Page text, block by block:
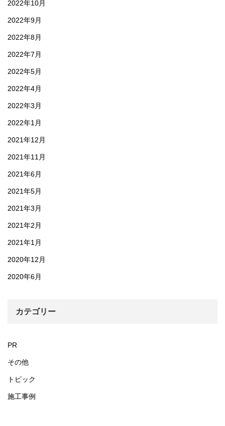
2022年10月
2022年9月
2022年8月
2022年7月
2022年5月
2022年4月
2022年3月
2022年1月
2021年12月
2021年11月
2021年6月
2021年5月
2021年3月
2021年2月
2021年1月
2020年12月
2020年6月
カテゴリー
PR
その他
トピック
施工事例